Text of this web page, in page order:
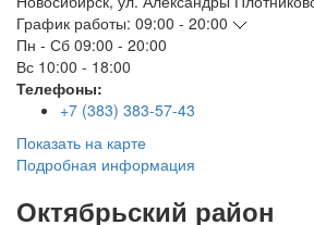
График работы: 09:00 - 20:00
Пн - Сб 09:00 - 20:00
Вс 10:00 - 18:00
Телефоны:
+7 (383) 383-57-43
Показать на карте
Подробная информация
Октябрьский район